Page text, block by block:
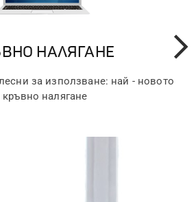
НАЛЯГАНЕ
за използване: най - новото
налягане